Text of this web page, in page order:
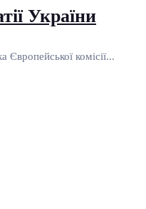
України
Європейської комісії...